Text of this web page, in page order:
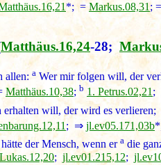
*; =Markus.08,31; =
Matthäus.16,24-28;
allen: a Wer mir folgen will, der
Matthäus.10,38; b 1. Petrus.02,21;
erhalten will, der wird es verlieren;
; ⇒ jl.ev05.171,03b
der Mensch, wenn eradie
Lukas.12,20; jl.ev01.215,12;